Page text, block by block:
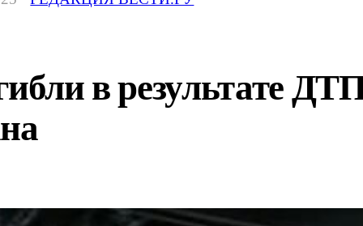
в результате